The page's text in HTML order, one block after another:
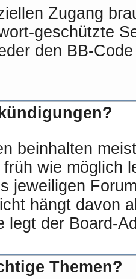
Zugang
geschützte
den BB-
beinhalten
wie möglich
jeweiligen
hängt davon
legt der Board-
Themen?